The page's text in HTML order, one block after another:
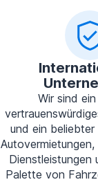
Wir sind
und ein
Dienstleistungen
Palette von